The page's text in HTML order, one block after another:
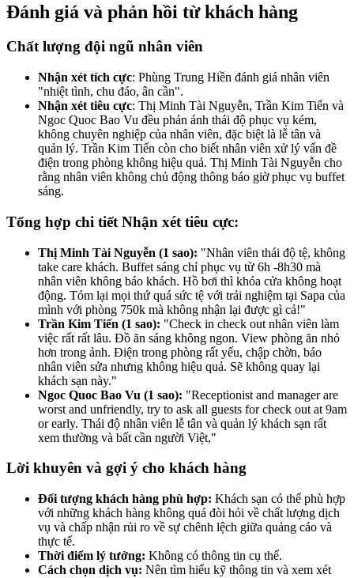
Đánh giá và phản hồi từ khách hàng
Chất lượng đội ngũ nhân viên
Nhận xét tích cực: Phùng Trung Hiền đánh giá nhân viên
"nhiệt tình, chu đáo, ân cần".
Nhận xét tiêu cực: Thị Minh Tài Nguyễn, Trần Kim Tiến và
Ngoc Quoc Bao Vu đều phản ánh thái độ phục vụ kém,
không chuyên nghiệp của nhân viên, đặc biệt là lễ tân và
quản lý. Trần Kim Tiến còn cho biết nhân viên xử lý vấn đề
điện trong phòng không hiệu quả. Thị Minh Tài Nguyễn cho
rằng nhân viên không chủ động thông báo giờ phục vụ buffet
sáng.
Tổng hợp chi tiết Nhận xét tiêu cực:
Thị Minh Tài Nguyễn (1 sao): "Nhân viên thái độ tệ, không
take care khách. Buffet sáng chỉ phục vụ từ 6h -8h30 mà
nhân viên không báo khách. Hồ bơi thì khóa cửa không hoạt
động. Tóm lại mọi thứ quá sức tệ với trải nghiệm tại Sapa của
mình với phòng 750k mà không nhận lại được gì cả!"
Trần Kim Tiến (1 sao): "Check in check out nhân viên làm
việc rất rất lâu. Đồ ăn sáng không ngon. View phòng ăn nhỏ
hơn trong ảnh. Điện trong phòng rất yếu, chập chờn, báo
nhân viên sửa nhưng không hiệu quả. Sẽ không quay lại
khách sạn này."
Ngoc Quoc Bao Vu (1 sao): "Receptionist and manager are
worst and unfriendly, try to ask all guests for check out at 9am
or early. Thái độ nhân viên lễ tân và quản lý khách sạn rất
xem thường và bất cần người Việt,"
Lời khuyên và gợi ý cho khách hàng
Đối tượng khách hàng phù hợp: Khách sạn có thể phù hợp
với những khách hàng không quá đòi hỏi về chất lượng dịch
vụ và chấp nhận rủi ro về sự chênh lệch giữa quảng cáo và
thực tế.
Thời điểm lý tưởng: Không có thông tin cụ thể.
Cách chọn dịch vụ: Nên tìm hiểu kỹ thông tin và xem xét